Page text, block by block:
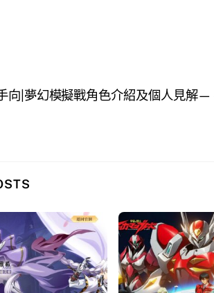
向|夢幻模擬戰角色介紹及個人見解